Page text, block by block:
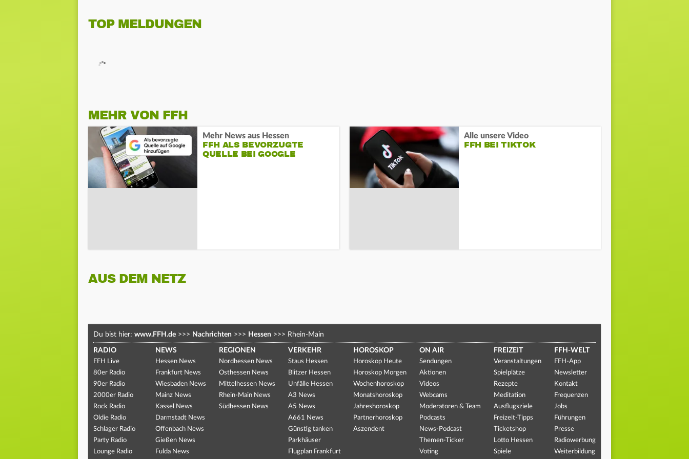
TOP MELDUNGEN
MEHR VON FFH
Mehr News aus Hessen
FFH ALS BEVORZUGTE
QUELLE BEI GOOGLE
Alle unsere Video
FFH BEI TIKTOK
AUS DEM NETZ
Du bist hier: www.FFH.de >>> Nachrichten >>> Hessen >>> Rhein-Main
RADIO
FFH Live
80er Radio
90er Radio
2000er Radio
Rock Radio
Oldie Radio
Schlager Radio
Party Radio
Lounge Radio
NEWS
Hessen News
Frankfurt News
Wiesbaden News
Mainz News
Kassel News
Darmstadt News
Offenbach News
Gießen News
Fulda News
REGIONEN
Nordhessen News
Osthessen News
Mittelhessen News
Rhein-Main News
Südhessen News
VERKEHR
Staus Hessen
Blitzer Hessen
Unfälle Hessen
A3 News
A5 News
A661 News
Günstig tanken
Parkhäuser
Flugplan Frankfurt
HOROSKOP
Horoskop Heute
Horoskop Morgen
Wochenhoroskop
Monatshoroskop
Jahreshoroskop
Partnerhoroskop
Aszendent
ON AIR
Sendungen
Aktionen
Videos
Webcams
Moderatoren & Team
Podcasts
News-Podcast
Themen-Ticker
Voting
FREIZEIT
Veranstaltungen
Spielplätze
Rezepte
Meditation
Ausflugsziele
Freizeit-Tipps
Ticketshop
Lotto Hessen
Spiele
FFH-WELT
FFH-App
Newsletter
Kontakt
Frequenzen
Jobs
Führungen
Presse
Radiowerbung
Weiterbildung